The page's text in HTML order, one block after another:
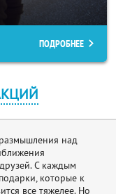
ПОДРОБНЕЕ
над
С каждым
которые к
все тяжелее. Но